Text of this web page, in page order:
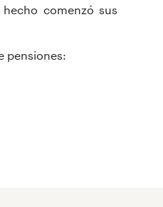
comenzó sus
pensiones: